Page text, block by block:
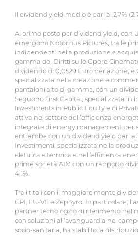
Il dividend yield medio è pari al 2,7%
Al primo posto per dividend yield, con
emergono Notorious Pictures, tra le
indipendenti nella produzione e
gamma dei Diritti sulle Opere
dividendo di 0,0529 Euro per azione, e
specializzata nella creazione e
pantaloni alto di gamma, con un
Seguono First Capital, specializzata in
Investments in Public Equity e di
attiva nel settore dell’efficienza
integrate di energy management per
entrambe con un dividend yield pari al
Investimenti, specializzata nella
elettrica e termica e nell’efficienza
prime società AIM con un rapporto
4,1%.
Tra i titoli con il maggiore monte
GPI, LU-VE e Zephyro. In particolare,
partner tecnologico di riferimento nel
con soluzioni all’avanguardia nel
socio-sanitaria, ha stabilito la